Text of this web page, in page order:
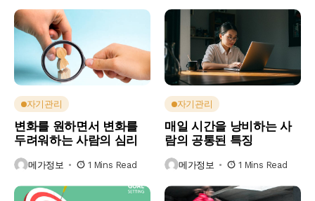
자기관리
변화를 원하면서 변화를
두려워하는 사람의 심리
메가정보 1 Mins Read
자기관리
매일 시간을 낭비하는 사
람의 공통된 특징
메가정보 1 Mins Read